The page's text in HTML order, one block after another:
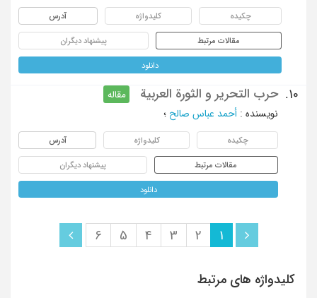
چکیده کلیدواژه آدرس
مقالات مرتبط پیشنهاد دیگران
دانلود
10. حرب التحریر و الثورة العربیة
مقاله
نویسنده : أحمد عباس صالح ؛
چکیده کلیدواژه آدرس
مقالات مرتبط پیشنهاد دیگران
دانلود
1
2
3
4
5
6
کلیدواژه های مرتبط